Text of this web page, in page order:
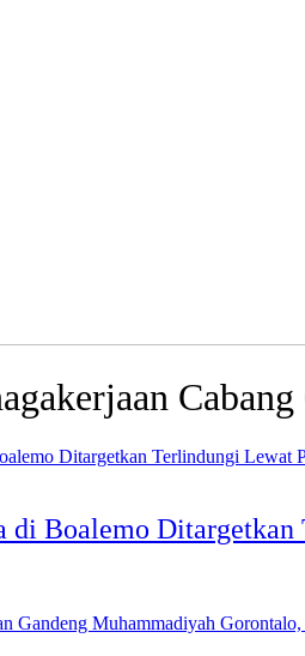
di Boalemo